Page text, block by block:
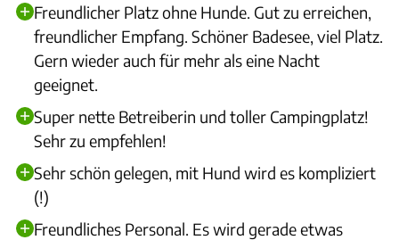
Freundlicher Platz ohne Hunde. Gut zu erreichen,
freundlicher Empfang. Schöner Badesee, viel Platz.
Gern wieder auch für mehr als eine Nacht
geeignet.
Super nette Betreiberin und toller Campingplatz!
Sehr zu empfehlen!
Sehr schön gelegen, mit Hund wird es kompliziert
(!)
Freundliches Personal. Es wird gerade etwas